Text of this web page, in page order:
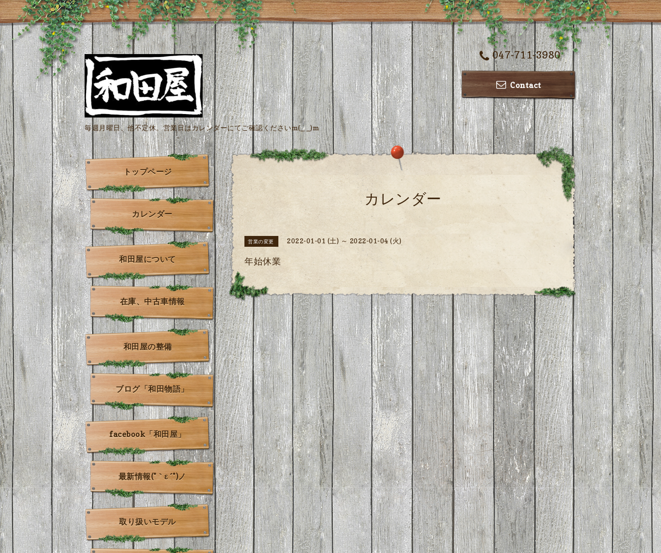
047-711-3980
Contact
毎週月曜日、他不定休。営業日はカレンダーにてご確認くださいm(_ _)m
カレンダー
営業の変更 2022-01-01 (土) ～ 2022-01-04 (火)
年始休業
トップページ
カレンダー
和田屋について
在庫、中古車情報
和田屋の整備
ブログ「和田物語」
facebook「和田屋」
最新情報(*｀ε´*)ノ
取り扱いモデル